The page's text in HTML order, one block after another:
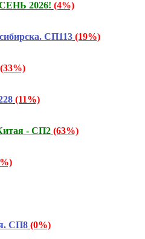
2026! (4%)
СП113 (19%)
(33%)
(11%)
- СП2 (63%)
СП8 (0%)